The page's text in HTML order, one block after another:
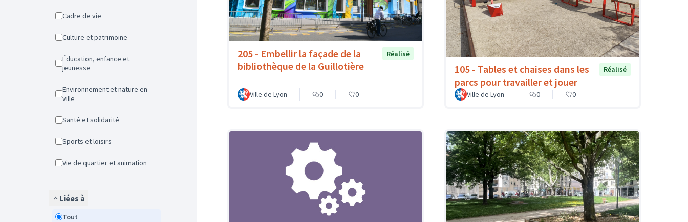
Cadre de vie
Culture et patrimoine
Éducation, enfance et
jeunesse
Environnement et nature en
ville
Santé et solidarité
Sports et loisirs
Vie de quartier et animation
Liées à
Tout
205 - Embellir la façade de la
bibliothèque de la Guillotière
Réalisé
Ville de Lyon 0 0
105 - Tables et chaises dans les
parcs pour travailler et jouer
Réalisé
Ville de Lyon 0 0